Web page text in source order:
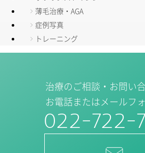
薄毛治療・AGA
症例写真
トレーニング
治療のご相談・お問い合
お電話またはメールフ
022-722-